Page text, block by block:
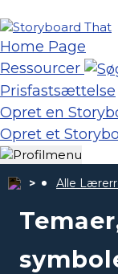
Home Page
Ressourcer
Prisfastsættelse
Opret en
Opret et
Alle